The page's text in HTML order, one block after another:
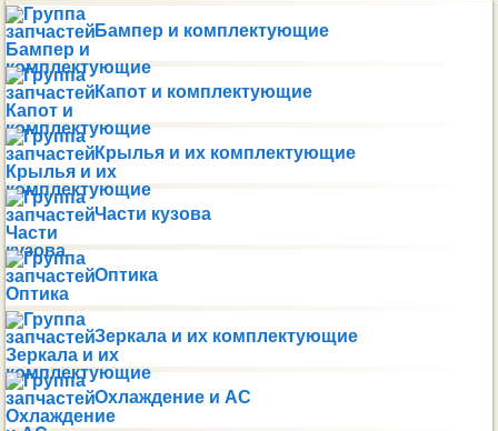
Бампер и комплектующие
Капот и комплектующие
Крылья и их комплектующие
Части кузова
Оптика
Зеркала и их комплектующие
Охлаждение и AC